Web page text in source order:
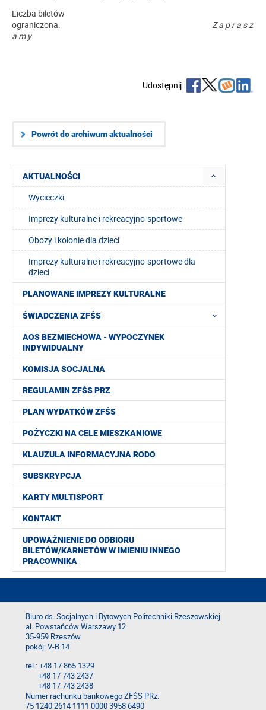
AKTUALNOŚCI
Wycieczki
Imprezy kulturalne i rekreacyjno-sportowe
Obozy i kolonie dla dzieci
Imprezy kulturalne i rekreacyjno-sportowe dla
dzieci
PLANOWANE IMPREZY KULTURALNE
ŚWIADCZENIA ZFŚS
AOS BEZMIECHOWA - WYPOCZYNEK
INDYWIDUALNY
KOMISJA SOCJALNA
REGULAMIN ZFŚS PRZ
PLAN WYDATKÓW ZFŚS
POŻYCZKI NA CELE MIESZKANIOWE
KLAUZULA INFORMACYJNA RODO
SUBSKRYPCJA
KARTY MULTISPORT
KONTAKT
UPOWAŻNIENIE DO ODBIORU
BILETÓW/KARNETÓW W IMIENIU INNEGO
PRACOWNIKA
Liczba biletów
ograniczona.
Z a p r a s z
a m y
Udostępnij:
Powrót do archiwum aktualności
Biuro ds. Socjalnych i Bytowych Politechniki Rzeszowskiej
al. Powstańców Warszawy 12
35-959 Rzeszów
pokój: V-B.14
tel.: +48 17 865 1329
+48 17 743 2437
+48 17 743 2438
Numer rachunku bankowego ZFŚS PRz:
75 1240 2614 1111 0000 3958 6490